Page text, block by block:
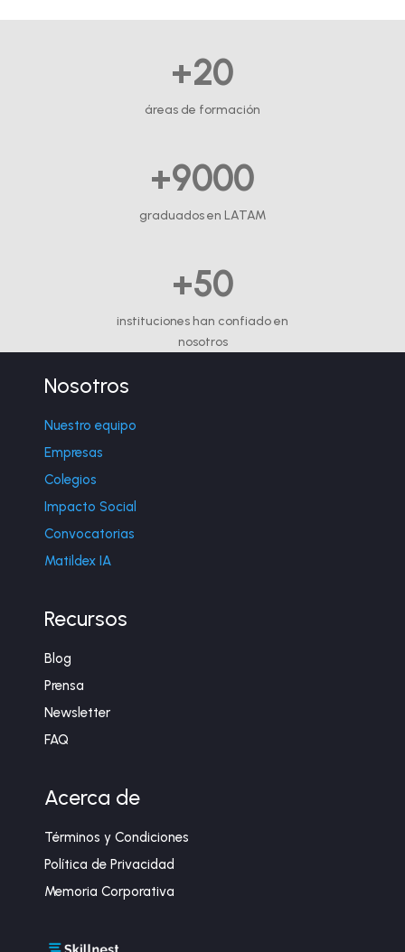
+20
áreas de formación
+9000
graduados en LATAM
+50
instituciones han confiado en
nosotros
Nosotros
Nuestro equipo
Empresas
Colegios
Impacto Social
Convocatorias
Matildex IA
Recursos
Blog
Prensa
Newsletter
FAQ
Acerca de
Términos y Condiciones
Política de Privacidad
Memoria Corporativa